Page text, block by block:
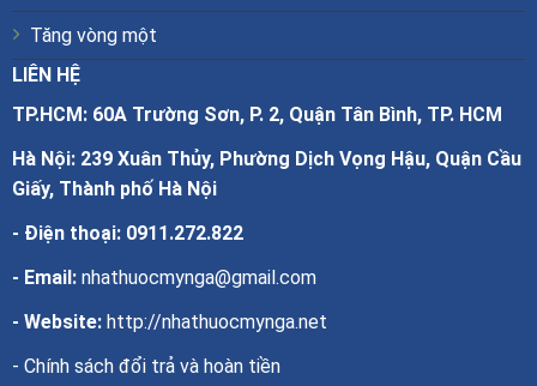
Tăng vòng một
LIÊN HỆ
TP.HCM: 60A Trường Sơn, P. 2, Quận Tân Bình, TP. HCM
Hà Nội: 239 Xuân Thủy, Phường Dịch Vọng Hậu, Quận Cầu
Giấy, Thành phố Hà Nội
- Điện thoại: 0911.272.822
- Email:nhathuocmynga@gmail.com
- Website:http://nhathuocmynga.net
- Chính sách đổi trả và hoàn tiền